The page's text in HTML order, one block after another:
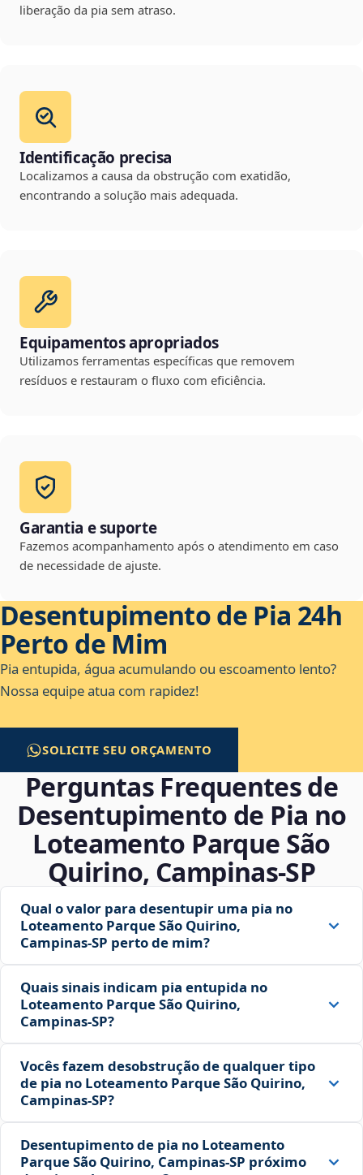
liberação da pia sem atraso.
Identificação precisa
Localizamos a causa da obstrução com exatidão,
encontrando a solução mais adequada.
Equipamentos apropriados
Utilizamos ferramentas específicas que removem
resíduos e restauram o fluxo com eficiência.
Garantia e suporte
Fazemos acompanhamento após o atendimento em caso
de necessidade de ajuste.
Desentupimento de Pia 24h
Perto de Mim
Pia entupida, água acumulando ou escoamento lento?
Nossa equipe atua com rapidez!
SOLICITE SEU ORÇAMENTO
Perguntas Frequentes de
Desentupimento de Pia no
Loteamento Parque São
Quirino, Campinas‑SP
Qual o valor para desentupir uma pia no
Loteamento Parque São Quirino,
Campinas‑SP perto de mim?
Quais sinais indicam pia entupida no
Loteamento Parque São Quirino,
Campinas‑SP?
Vocês fazem desobstrução de qualquer tipo
de pia no Loteamento Parque São Quirino,
Campinas‑SP?
Desentupimento de pia no Loteamento
Parque São Quirino, Campinas‑SP próximo